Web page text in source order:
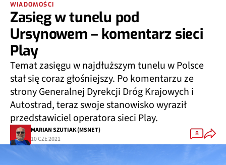
WIADOMOŚCI
Zasięg w tunelu pod
Ursynowem – komentarz sieci
Play
Temat zasięgu w najdłuższym tunelu w Polsce
stał się coraz głośniejszy. Po komentarzu ze
strony Generalnej Dyrekcji Dróg Krajowych i
Autostrad, teraz swoje stanowisko wyraził
przedstawiciel operatora sieci Play.
MARIAN SZUTIAK (MSNET)
10 CZE 2021
8